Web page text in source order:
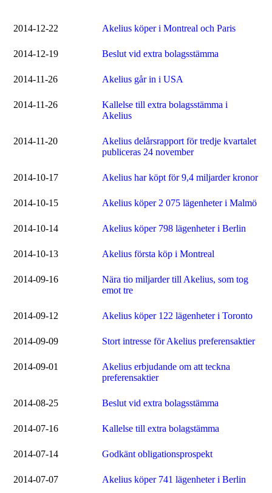
2014-12-22 Akelius köper i Montreal och Paris
2014-12-19 Beslut vid extra bolagsstämma
2014-11-26 Akelius går in i USA
2014-11-26
Kallelse till extra bolagsstämma i
Akelius
2014-11-20
Akelius delårsrapport för tredje kvartalet
publiceras 24 november
2014-10-17 Akelius har köpt för 9,4 miljarder kronor
2014-10-15 Akelius köper 2 075 lägenheter i Malmö
2014-10-14 Akelius köper 798 lägenheter i Berlin
2014-10-13 Akelius första köp i Montreal
2014-09-16
Nära tio miljarder till Akelius, som tog
emot tre
2014-09-12 Akelius köper 122 lägenheter i Toronto
2014-09-09 Stort intresse för Akelius preferensaktier
2014-09-01
Akelius erbjudande om att teckna
preferensaktier
2014-08-25 Beslut vid extra bolagsstämma
2014-07-16 Kallelse till extra bolagstämma
2014-07-14 Godkänt obligationsprospekt
2014-07-07 Akelius köper 741 lägenheter i Berlin